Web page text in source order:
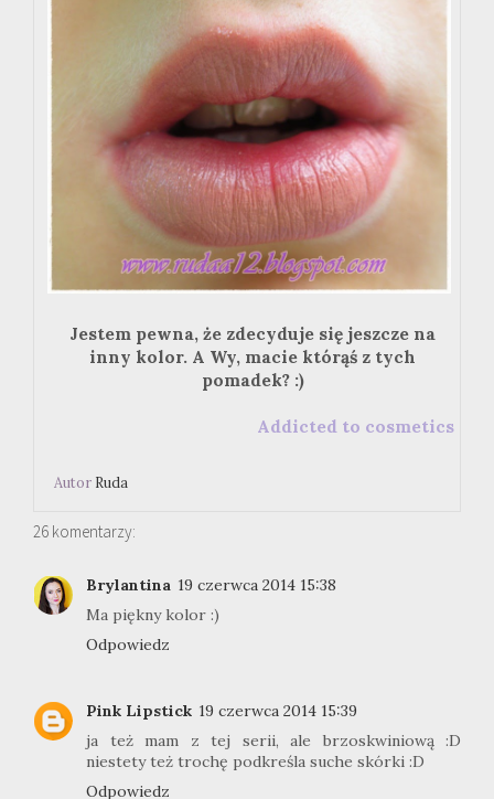
Jestem pewna, że zdecyduje się jeszcze na
inny kolor. A Wy, macie którąś z tych
pomadek? :)
Addicted to cosmetics
Autor Ruda
26 komentarzy:
Brylantina 19 czerwca 2014 15:38
Ma piękny kolor :)
Odpowiedz
Pink Lipstick 19 czerwca 2014 15:39
ja też mam z tej serii, ale brzoskwiniową :D
niestety też trochę podkreśla suche skórki :D
Odpowiedz